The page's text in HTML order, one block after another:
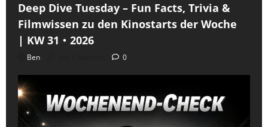
Deep Dive Tuesday – Fun Facts, Trivia &
Filmwissen zu den Kinostarts der Woche
| KW 31・2026
Ben 0